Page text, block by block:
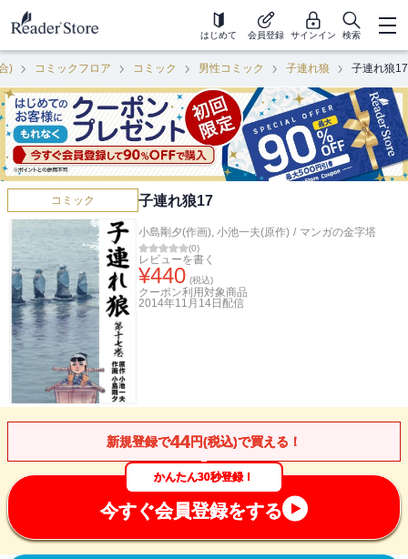
はじめて 会員登録 サインイン 検索
) コミックフロア コミック 男性コミック 子連れ狼 子連れ狼17
コミック 子連れ狼17
小島剛夕(作画), 小池一夫(原作) / マンガの金字塔
(0)
レビューを書く
¥440 (税込)
クーポン利用対象商品
2014年11月14日 配信
新規登録で44円(税込)で買える！
かんたん30秒登録！
今すぐ会員登録をする